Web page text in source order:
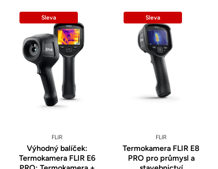
Sleva
FLIR
Výhodný balíček:
Termokamera FLIR E6
Sleva
FLIR
Termokamera FLIR E8
PRO pro průmysl a